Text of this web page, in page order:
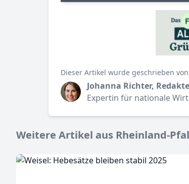
Dieser Artikel wurde geschrieben
Johanna Richter,
Expertin für nationale
Weitere Artikel aus Rheinland-